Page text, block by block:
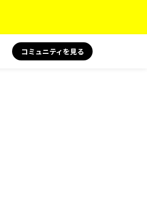
コミュニティを見る